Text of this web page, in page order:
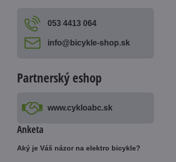
053 4413 064
info​@bicykle-shop​.sk
Partnerský eshop
www​.cykloabc​.sk
Anketa
Aký je Váš názor na elektro bicykle?